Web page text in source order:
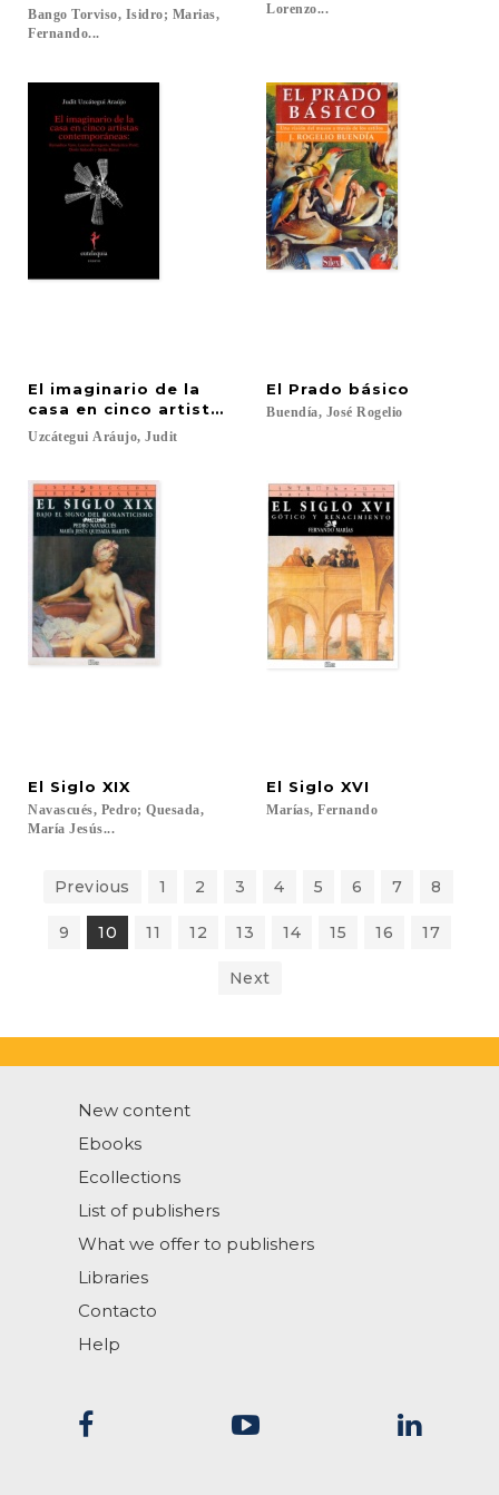
Bango Torviso, Isidro; Marias,
Fernando...
Lorenzo...
El imaginario de la
casa en cinco artistas contemporáneas
Uzcátegui Aráujo, Judit
El Prado básico
Buendía, José Rogelio
El Siglo XIX
Navascués, Pedro; Quesada,
María Jesús...
El Siglo XVI
Marías, Fernando
Previous 1 2 3 4 5 6 7 8
9 10 11 12 13 14 15 16 17
Next
New content
Ebooks
Ecollections
List of publishers
What we offer to publishers
Libraries
Contacto
Help